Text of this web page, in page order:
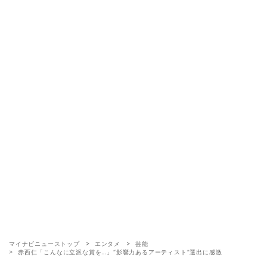
マイナビニューストップ エンタメ
芸能
赤西仁「こんなに立派な賞を…」“影響力あるアーティスト”選出に感激